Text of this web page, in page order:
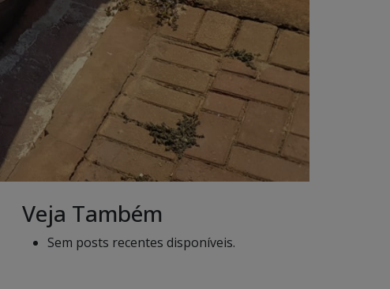
Veja Também
Sem posts recentes disponíveis.